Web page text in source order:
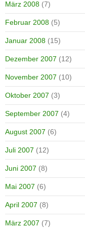
März 2008 (7)
Februar 2008 (5)
Januar 2008 (15)
Dezember 2007 (12)
November 2007 (10)
Oktober 2007 (3)
September 2007 (4)
August 2007 (6)
Juli 2007 (12)
Juni 2007 (8)
Mai 2007 (6)
April 2007 (8)
März 2007 (7)